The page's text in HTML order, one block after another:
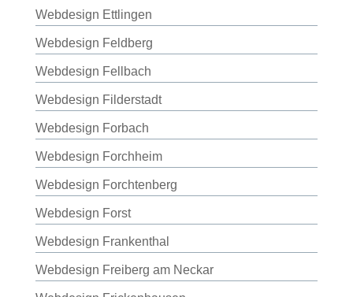
Webdesign Ettlingen
Webdesign Feldberg
Webdesign Fellbach
Webdesign Filderstadt
Webdesign Forbach
Webdesign Forchheim
Webdesign Forchtenberg
Webdesign Forst
Webdesign Frankenthal
Webdesign Freiberg am Neckar